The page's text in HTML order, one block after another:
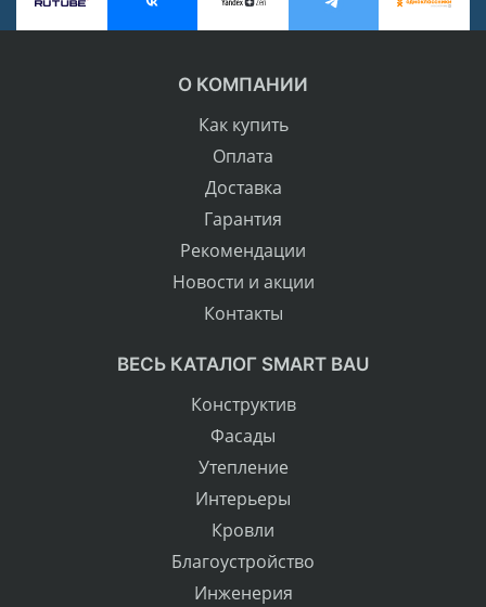
О КОМПАНИИ
Как купить
Оплата
Доставка
Гарантия
Рекомендации
Новости и акции
Контакты
ВЕСЬ КАТАЛОГ SMART BAU
Конструктив
Фасады
Утепление
Интерьеры
Кровли
Благоустройство
Инженерия